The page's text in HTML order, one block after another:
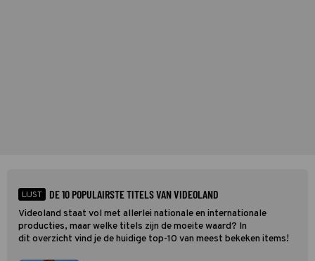
LIJST DE 10 POPULAIRSTE TITELS VAN VIDEOLAND
Videoland staat vol met allerlei nationale en internationale
producties, maar welke titels zijn de moeite waard? In
dit overzicht vind je de huidige top-10 van meest bekeken items!